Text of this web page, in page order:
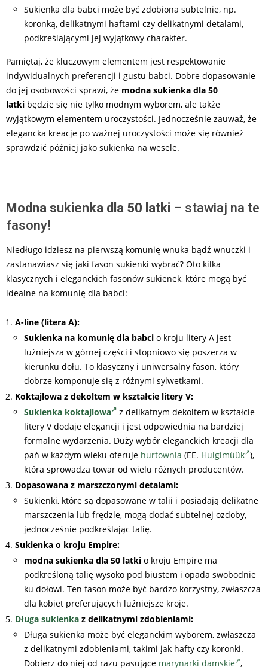
Sukienka dla babci może być zdobiona subtelnie, np.
koronką, delikatnymi haftami czy delikatnymi detalami,
podkreślającymi jej wyjątkowy charakter.
Pamiętaj, że kluczowym elementem jest respektowanie
indywidualnych preferencji i gustu babci. Dobre dopasowanie
do jej osobowości sprawi, że modna sukienka dla 50
latki będzie się nie tylko modnym wyborem, ale także
wyjątkowym elementem uroczystości. Jednocześnie zauważ, że
elegancka kreacje po ważnej uroczystości może się również
sprawdzić później jako sukienka na wesele.
Modna sukienka dla 50 latki – stawiaj na te
fasony!
Niedługo idziesz na pierwszą komunię wnuka bądź wnuczki i
zastanawiasz się jaki fason sukienki wybrać? Oto kilka
klasycznych i eleganckich fasonów sukienek, które mogą być
idealne na komunię dla babci:
A-line (litera A):
Sukienka na komunię dla babci o kroju litery A jest
luźniejsza w górnej części i stopniowo się poszerza w
kierunku dołu. To klasyczny i uniwersalny fason, który
dobrze komponuje się z różnymi sylwetkami.
Koktajlowa z dekoltem w kształcie litery V:
Sukienka koktajlowa
z delikatnym dekoltem w kształcie
litery V dodaje elegancji i jest odpowiednia na bardziej
formalne wydarzenia. Duży wybór eleganckich kreacji dla
pań w każdym wieku oferuje hurtownia (EE. Hulgimüük ),
która sprowadza towar od wielu różnych producentów.
Dopasowana z marszczonymi detalami:
Sukienki, które są dopasowane w talii i posiadają delikatne
marszczenia lub frędzle, mogą dodać subtelnej ozdoby,
jednocześnie podkreślając talię.
Sukienka o kroju Empire:
modna sukienka dla 50 latki o kroju Empire ma
podkreśloną talię wysoko pod biustem i opada swobodnie
ku dołowi. Ten fason może być bardzo korzystny, zwłaszcza
dla kobiet preferujących luźniejsze kroje.
Długa sukienka z delikatnymi zdobieniami:
Długa sukienka może być eleganckim wyborem, zwłaszcza
z delikatnymi zdobieniami, takimi jak hafty czy koronki.
Dobierz do niej od razu pasujące marynarki damskie ,